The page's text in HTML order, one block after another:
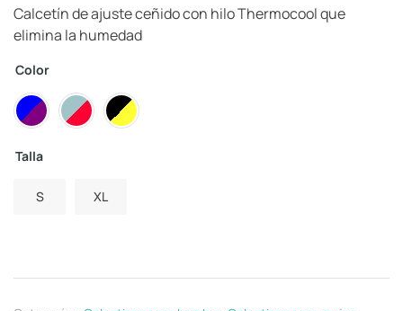
Calcetín de ajuste ceñido con hilo Thermocool que
elimina la humedad
Color
Talla
S XL